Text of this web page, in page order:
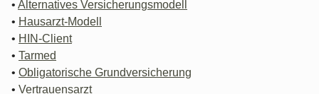
• Alternatives Versicherungsmodell
• Hausarzt-Modell
• HIN-Client
• Tarmed
• Obligatorische Grundversicherung
• Vertrauensarzt